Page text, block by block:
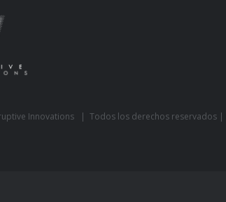
Innovations | Todos los derechos reservados |